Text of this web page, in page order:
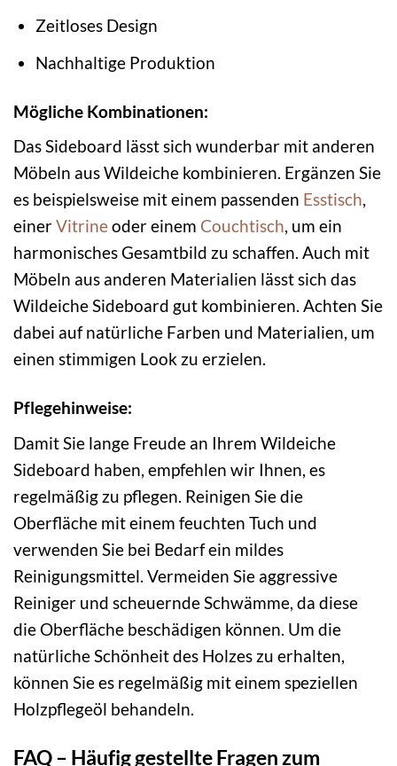
Zeitloses Design
Nachhaltige Produktion
Mögliche Kombinationen:
Das Sideboard lässt sich wunderbar mit anderen
Möbeln aus Wildeiche kombinieren. Ergänzen Sie
es beispielsweise mit einem passenden Esstisch,
einerVitrineoder einem Couchtisch, um ein
harmonisches Gesamtbild zu schaffen. Auch mit
Möbeln aus anderen Materialien lässt sich das
Wildeiche Sideboard gut kombinieren. Achten Sie
dabei auf natürliche Farben und Materialien, um
einen stimmigen Look zu erzielen.
Pflegehinweise:
Damit Sie lange Freude an Ihrem Wildeiche
Sideboard haben, empfehlen wir Ihnen, es
regelmäßig zu pflegen. Reinigen Sie die
Oberfläche mit einem feuchten Tuch und
verwenden Sie bei Bedarf ein mildes
Reinigungsmittel. Vermeiden Sie aggressive
Reiniger und scheuernde Schwämme, da diese
die Oberfläche beschädigen können. Um die
natürliche Schönheit des Holzes zu erhalten,
können Sie es regelmäßig mit einem speziellen
Holzpflegeöl behandeln.
FAQ – Häufig gestellte Fragen zum